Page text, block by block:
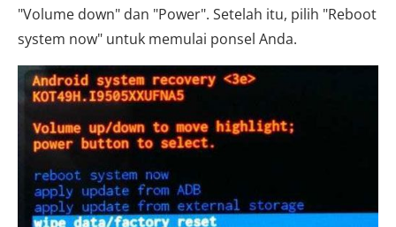
"Volume down" dan "Power". Setelah itu, pilih "Reboot
system now" untuk memulai ponsel Anda.